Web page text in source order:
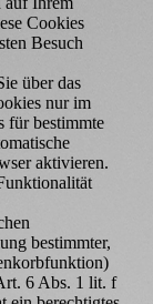
Cookies
Besuch
über das
nur im
für bestimmte
aktivieren.
bestimmter,
6 Abs. 1 lit. f